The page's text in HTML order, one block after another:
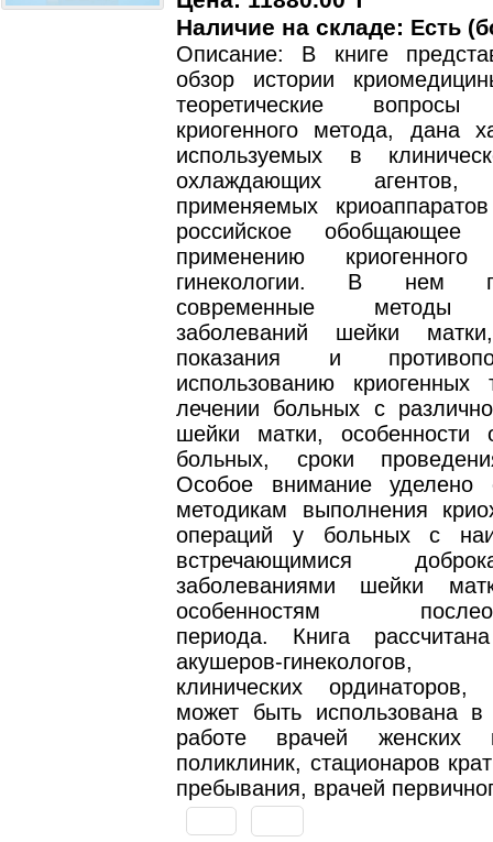
Наличие на складе: Есть
Описание: В книге
обзор истории
теоретические вопросы
криогенного метода, дана
используемых в
охлаждающих
применяемых
российское обобщающее
применению
гинекологии. В нем
современные методы
заболеваний шейки
показания и
использованию криогенных
лечении больных с
шейки матки, особенности
больных, сроки
Особое внимание уделено
методикам выполнения
операций у больных с
встречающимися
заболеваниями шейки
особенностям
периода. Книга
акушеров-гинекологов,
клинических
может быть использована в
работе врачей женских
поликлиник, стационаров
пребывания, врачей